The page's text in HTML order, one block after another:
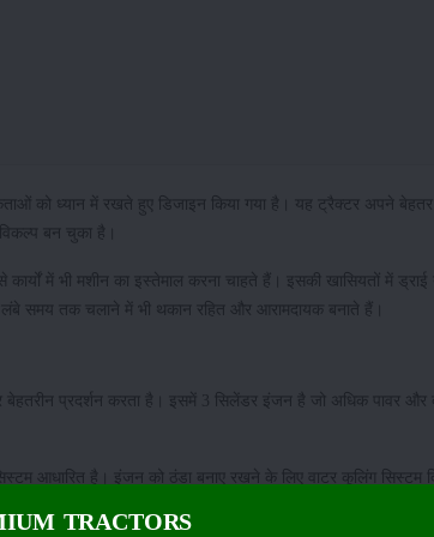
को ध्यान में रखते हुए डिजाइन किया गया है। यह ट्रैक्टर अपने बेहतर
बन चुका है।
में भी मशीन का इस्तेमाल करना चाहते हैं। इसकी खासियतों में
समय तक चलाने में भी थकान रहित और आरामदायक बनाते हैं।
प्रदर्शन करता है। इसमें 3 सिलेंडर इंजन है जो अधिक पावर और
आधारित है। इंजन को ठंडा बनाए रखने के लिए वाटर कूलिंग सिस्टम
TRACTORS